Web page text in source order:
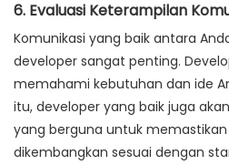
6. Evaluasi Keterampilan
Komunikasi yang baik antara
developer sangat penting.
memahami kebutuhan dan ide
itu, developer yang baik juga
yang berguna untuk memastikan
dikembangkan sesuai dengan